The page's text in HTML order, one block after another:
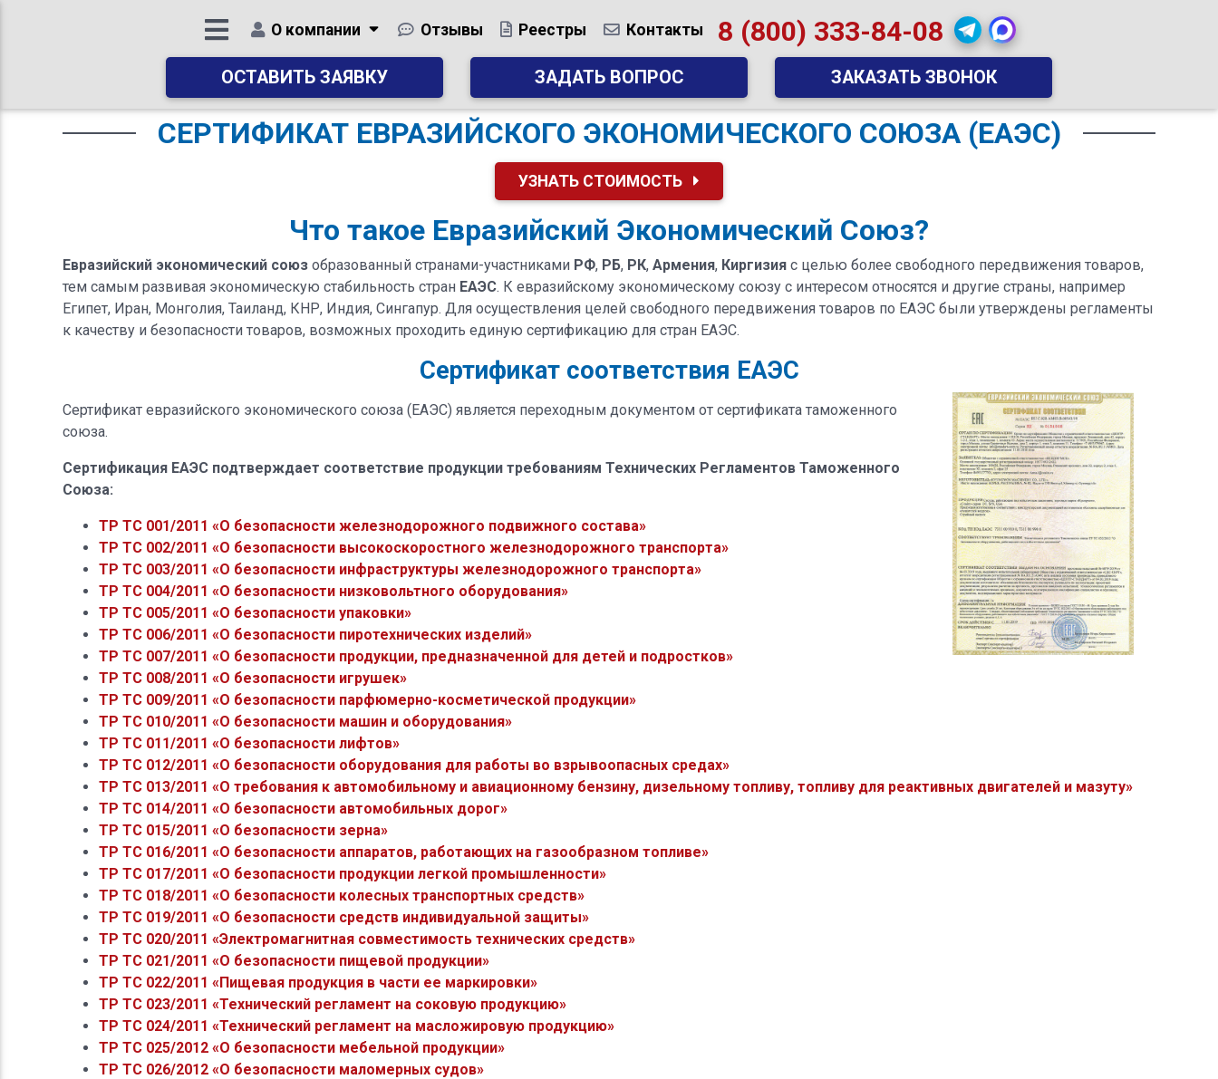
О компании Отзывы Реестры Контакты 8 (800) 333-84-08
ОСТАВИТЬ ЗАЯВКУ ЗАДАТЬ ВОПРОС ЗАКАЗАТЬ ЗВОНОК
СЕРТИФИКАТ ЕВРАЗИЙСКОГО ЭКОНОМИЧЕСКОГО СОЮЗА (ЕАЭС)
УЗНАТЬ СТОИМОСТЬ
Что такое Евразийский Экономический Союз?
Евразийский экономический союзобразованный странами-участниками РФ, РБ, РК, Армения, Киргизияс целью более свободного передвижения товаров,
тем самым развивая экономическую стабильность стран ЕАЭС. К евразийскому экономическому союзу с интересом относятся и другие страны, например
Египет, Иран, Монголия, Таиланд, КНР, Индия, Сингапур. Для осуществления целей свободного передвижения товаров по ЕАЭС были утверждены регламенты
к качеству и безопасности товаров, возможных проходить единую сертификацию для стран ЕАЭС.
Сертификат соответствия ЕАЭС
Сертификат евразийского экономического союза (ЕАЭС) является переходным документом от сертификата таможенного
союза.
Сертификация ЕАЭС подтверждает соответствие продукции требованиям Технических Регламентов Таможенного
Союза:
ТР ТС 001/2011 «О безопасности железнодорожного подвижного состава»
ТР ТС 002/2011 «О безопасности высокоскоростного железнодорожного транспорта»
ТР ТС 003/2011 «О безопасности инфраструктуры железнодорожного транспорта»
ТР ТС 004/2011 «О безопасности низковольтного оборудования»
ТР ТС 005/2011 «О безопасности упаковки»
ТР ТС 006/2011 «О безопасности пиротехнических изделий»
ТР ТС 007/2011 «О безопасности продукции, предназначенной для детей и подростков»
ТР ТС 008/2011 «О безопасности игрушек»
ТР ТС 009/2011 «О безопасности парфюмерно-косметической продукции»
ТР ТС 010/2011 «О безопасности машин и оборудования»
ТР ТС 011/2011 «О безопасности лифтов»
ТР ТС 012/2011 «О безопасности оборудования для работы во взрывоопасных средах»
ТР ТС 013/2011 «О требования к автомобильному и авиационному бензину, дизельному топливу, топливу для реактивных двигателей и мазуту»
ТР ТС 014/2011 «О безопасности автомобильных дорог»
ТР ТС 015/2011 «О безопасности зерна»
ТР ТС 016/2011 «О безопасности аппаратов, работающих на газообразном топливе»
ТР ТС 017/2011 «О безопасности продукции легкой промышленности»
ТР ТС 018/2011 «О безопасности колесных транспортных средств»
ТР ТС 019/2011 «О безопасности средств индивидуальной защиты»
ТР ТС 020/2011 «Электромагнитная совместимость технических средств»
ТР ТС 021/2011 «О безопасности пищевой продукции»
ТР ТС 022/2011 «Пищевая продукция в части ее маркировки»
ТР ТС 023/2011 «Технический регламент на соковую продукцию»
ТР ТС 024/2011 «Технический регламент на масложировую продукцию»
ТР ТС 025/2012 «О безопасности мебельной продукции»
ТР ТС 026/2012 «О безопасности маломерных судов»